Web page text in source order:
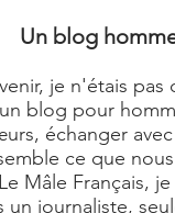
Un blog
je n'étais
blog pour
échanger
ce que
Mâle Français,
journaliste,